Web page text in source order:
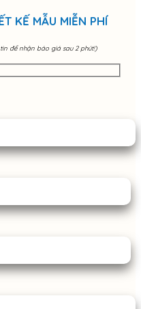
KẾ MẪU MIỄN PHÍ
để nhận báo giá sau 2 phút!)